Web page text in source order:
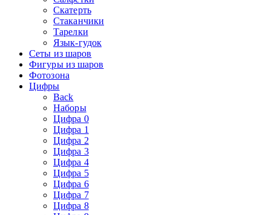
Скатерть
Стаканчики
Тарелки
Язык-гудок
Сеты из шаров
Фигуры из шаров
Фотозона
Цифры
Back
Наборы
Цифра 0
Цифра 1
Цифра 2
Цифра 3
Цифра 4
Цифра 5
Цифра 6
Цифра 7
Цифра 8